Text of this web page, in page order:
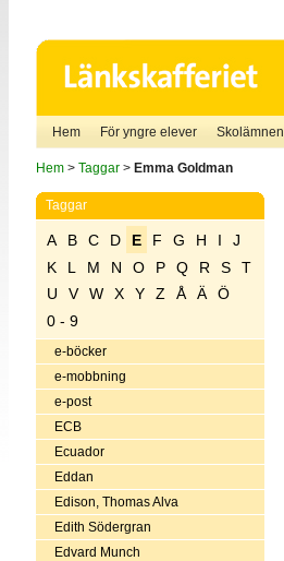
Hem För yngre elever Skolämnen
Hem> Taggar> Emma Goldman
Taggar
A B C D E F G H I
J
K
L M N O P Q R S
T
U
V W X Y Z Å Ä
Ö
0 - 9
e-böcker
e-mobbning
e-post
ECB
Ecuador
Eddan
Edison, Thomas Alva
Edith Södergran
Edvard Munch